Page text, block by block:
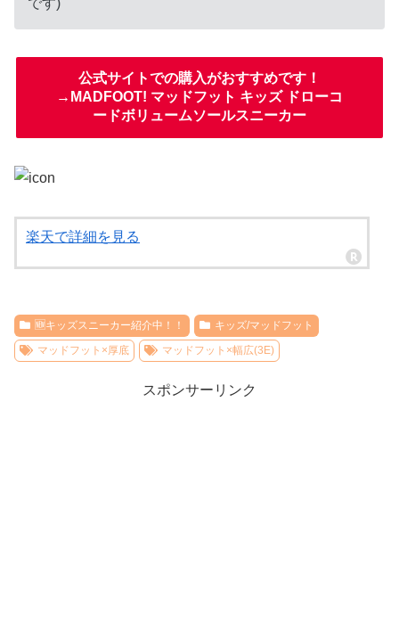
公式サイトでの購入がおすすめです！
→MADFOOT! マッドフット キッズ ドローコ
ードボリュームソールスニーカー
楽天で詳細を見る
🆕キッズスニーカー紹介中！！
キッズ/マッドフット
マッドフット×厚底
マッドフット×幅広(3E)
スポンサーリンク